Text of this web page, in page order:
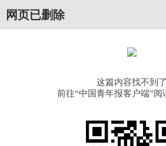
网页已删除
这篇内容找不到了
前往“中国青年报客户端”阅